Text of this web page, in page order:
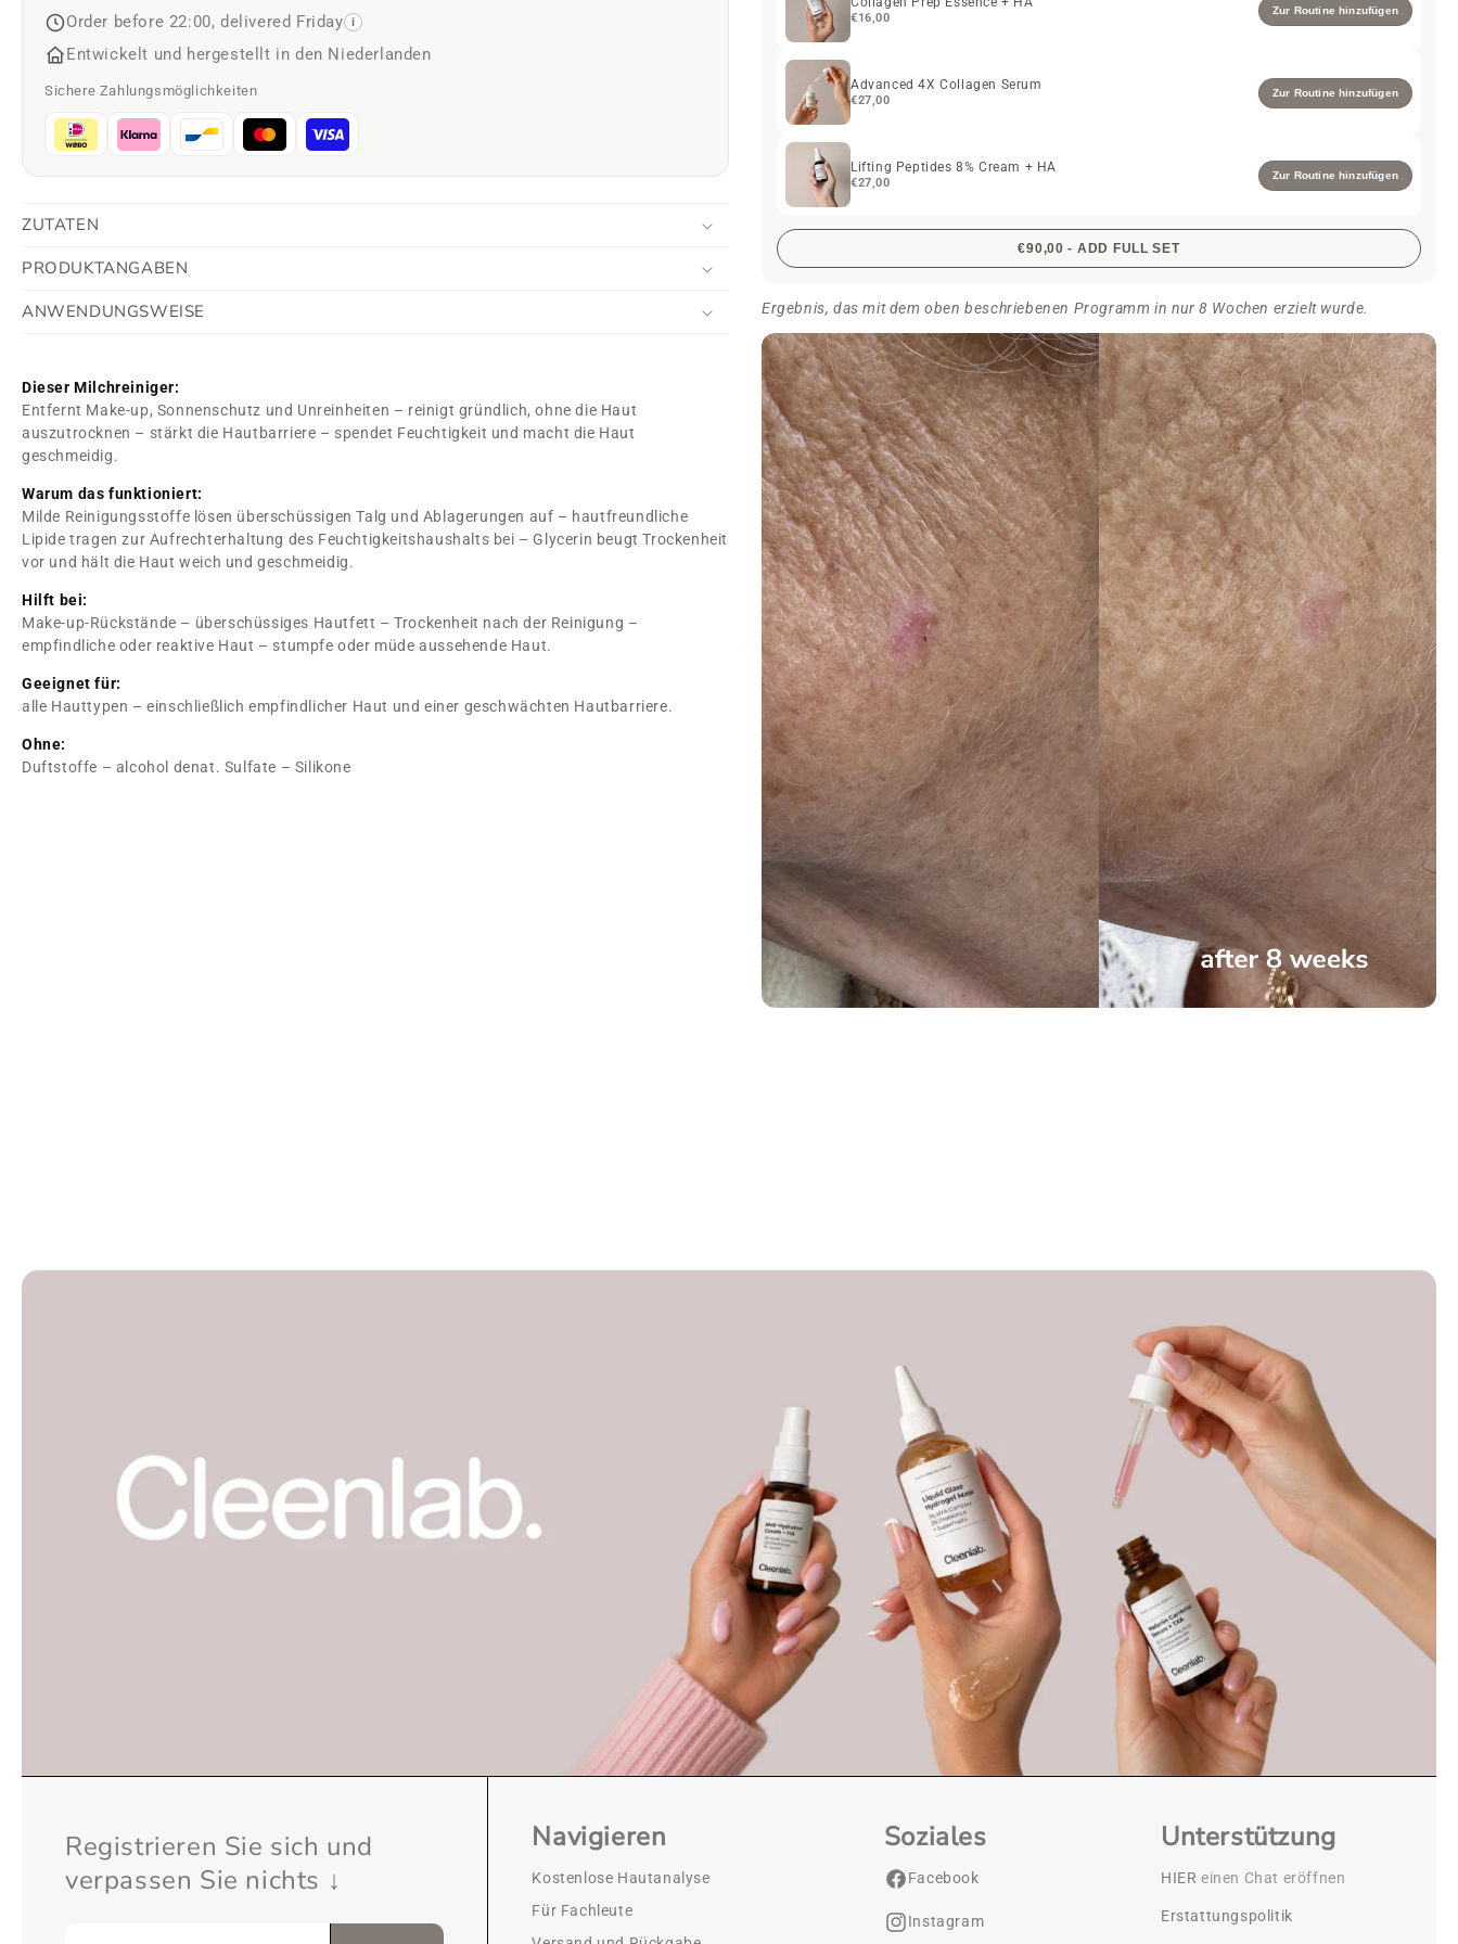
Order before 22:00, delivered Friday
i
Entwickelt und hergestellt in den Niederlanden
Sichere Zahlungsmöglichkeiten
ZUTATEN
PRODUKTANGABEN
ANWENDUNGSWEISE
Dieser Milchreiniger:
Entfernt Make-up, Sonnenschutz und Unreinheiten – reinigt gründlich, ohne die Haut
auszutrocknen – stärkt die Hautbarriere – spendet Feuchtigkeit und macht die Haut
geschmeidig.
Warum das funktioniert:
Milde Reinigungsstoffe lösen überschüssigen Talg und Ablagerungen auf – hautfreundliche
Lipide tragen zur Aufrechterhaltung des Feuchtigkeitshaushalts bei – Glycerin beugt Trockenheit
vor und hält die Haut weich und geschmeidig.
Hilft bei:
Make-up-Rückstände – überschüssiges Hautfett – Trockenheit nach der Reinigung –
empfindliche oder reaktive Haut – stumpfe oder müde aussehende Haut.
Geeignet für:
alle Hauttypen – einschließlich empfindlicher Haut und einer geschwächten Hautbarriere.
Ohne:
Duftstoffe – alcohol denat. Sulfate – Silikone
verstopften Poren und Hautunreinheiten –
Trockenheit nach der Reinigung –
beiempfindlicher oder unausgeglichener Haut.
Reinigungsmittel geeignet? Für
trockener und zu Unreinheiten neigender Haut.
€16,00
Zur Routine hinzufügen
Advanced 4X Collagen Serum
€27,00
Zur Routine hinzufügen
Lifting Peptides 8% Cream + HA
€27,00
Zur Routine hinzufügen
€90,00 - ADD FULL SET
Ergebnis, das mit dem oben beschriebenen Programm in nur 8 Wochen erzielt wurde.
Registrieren Sie sich und
verpassen Sie nichts ↓
Navigieren
Kostenlose Hautanalyse
Für Fachleute
Soziales
Facebook
Instagram
Unterstützung
HIER einen Chat eröffnen
Erstattungspolitik